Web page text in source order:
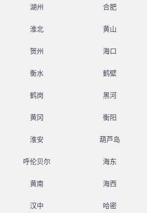
湖州 合肥
淮北 黄山
贺州 海口
衡水 鹤壁
鹤岗 黑河
黄冈 衡阳
淮安 葫芦岛
呼伦贝尔 海东
黄南 海西
汉中 哈密